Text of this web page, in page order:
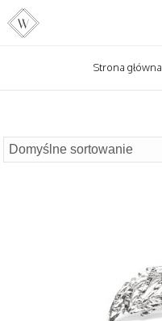
Strona główna